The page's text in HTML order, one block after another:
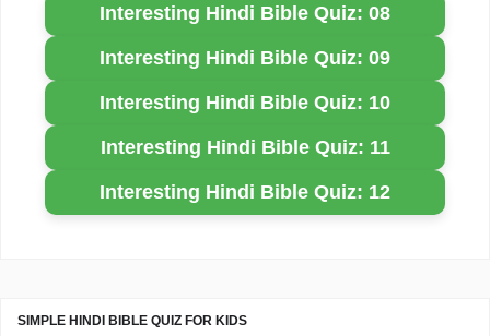
Interesting Hindi Bible Quiz: 08
Interesting Hindi Bible Quiz: 09
Interesting Hindi Bible Quiz: 10
Interesting Hindi Bible Quiz: 11
Interesting Hindi Bible Quiz: 12
SIMPLE HINDI BIBLE QUIZ FOR KIDS